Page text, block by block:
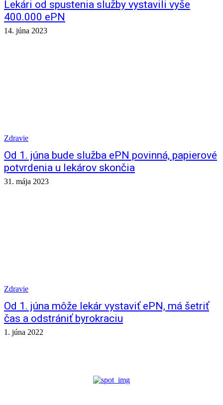
Lekári od spustenia služby vystavili vyše
400.000 ePN
14. júna 2023
Zdravie
Od 1. júna bude služba ePN povinná, papierové
potvrdenia u lekárov skončia
31. mája 2023
Zdravie
Od 1. júna môže lekár vystaviť ePN, má šetriť
čas a odstrániť byrokraciu
1. júna 2022